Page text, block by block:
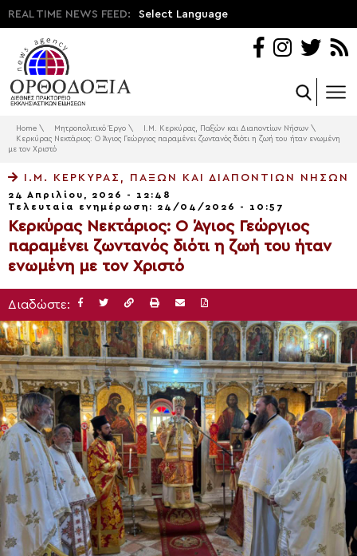
REAL TIME NEWS FEED: Select Language
Home \ Μητροπολιτικό Έργο \ Ι.Μ. Κερκύρας, Παξών και Διαποντίων Νήσων \
Κερκύρας Νεκτάριος: Ο Άγιος Γεώργιος παραμένει ζωντανός διότι η ζωή του ήταν ενωμένη
με τον Χριστό
Ι.Μ. ΚΕΡΚΎΡΑΣ, ΠΑΞΏΝ ΚΑΙ ΔΙΑΠΟΝΤΊΩΝ ΝΉΣΩΝ
24 Απριλίου, 2026 - 12:48
Τελευταία ενημέρωση: 24/04/2026 - 10:57
Κερκύρας Νεκτάριος: Ο Άγιος Γεώργιος
παραμένει ζωντανός διότι η ζωή του ήταν
ενωμένη με τον Χριστό
Διαδώστε: